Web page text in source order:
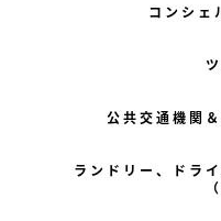
コンシェ
公共交通機関
ランドリー、ドラ